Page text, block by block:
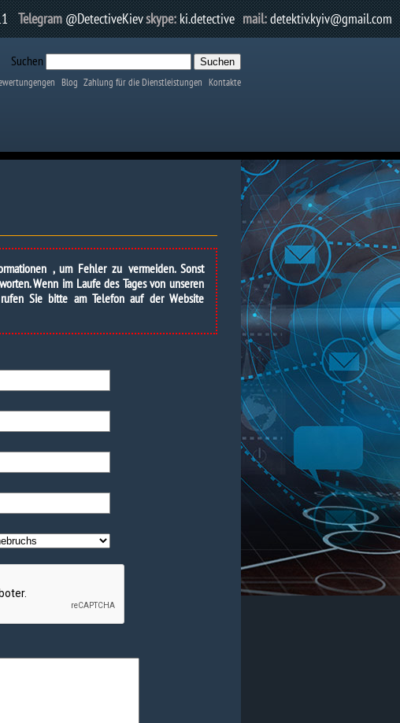
Telegram@DetectiveKievskype:ki.detective mail:detektiv.kyiv@gmail.com
Suchen
Blog Zahlung für die Dienstleistungen Kontakte
, um Fehler zu vermeiden. Sonst
Wenn im Laufe des Tages von unseren
Sie bitte am Telefon auf der Website